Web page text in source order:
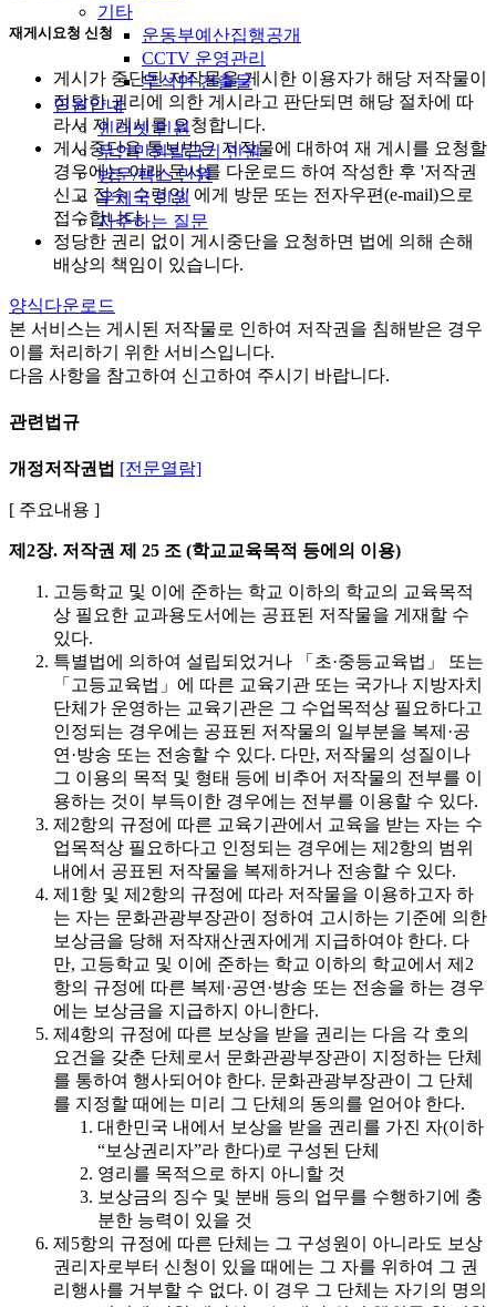
기타
운동부예산집행공개
CCTV 운영관리
무석면 건출물
민원안내
인터넷 민원
무인민원발급기 민원
방문/팩스 민원
우체국 민원
자주하는 질문
재게시요청 신청
게시가 중단된 저작물을 게시한 이용자가 해당 저작물이
정당한 권리에 의한 게시라고 판단되면 해당 절차에 따
라서 재 게시를 요청합니다.
게시중단을 통보받은 저작물에 대하여 재 게시를 요청할
경우에는 아래 문서를 다운로드 하여 작성한 후 '저작권
신고 접수 수령인' 에게 방문 또는 전자우편(e-mail)으로
접수합니다.
정당한 권리 없이 게시중단을 요청하면 법에 의해 손해
배상의 책임이 있습니다.
양식다운로드
본 서비스는 게시된 저작물로 인하여 저작권을 침해받은 경우
이를 처리하기 위한 서비스입니다.
다음 사항을 참고하여 신고하여 주시기 바랍니다.
관련법규
개정저작권법 [전문열람]
[ 주요내용 ]
제2장. 저작권 제 25 조 (학교교육목적 등에의 이용)
고등학교 및 이에 준하는 학교 이하의 학교의 교육목적
상 필요한 교과용도서에는 공표된 저작물을 게재할 수
있다.
특별법에 의하여 설립되었거나 「초·중등교육법」 또는
「고등교육법」에 따른 교육기관 또는 국가나 지방자치
단체가 운영하는 교육기관은 그 수업목적상 필요하다고
인정되는 경우에는 공표된 저작물의 일부분을 복제·공
연·방송 또는 전송할 수 있다. 다만, 저작물의 성질이나
그 이용의 목적 및 형태 등에 비추어 저작물의 전부를 이
용하는 것이 부득이한 경우에는 전부를 이용할 수 있다.
제2항의 규정에 따른 교육기관에서 교육을 받는 자는 수
업목적상 필요하다고 인정되는 경우에는 제2항의 범위
내에서 공표된 저작물을 복제하거나 전송할 수 있다.
제1항 및 제2항의 규정에 따라 저작물을 이용하고자 하
는 자는 문화관광부장관이 정하여 고시하는 기준에 의한
보상금을 당해 저작재산권자에게 지급하여야 한다. 다
만, 고등학교 및 이에 준하는 학교 이하의 학교에서 제2
항의 규정에 따른 복제·공연·방송 또는 전송을 하는 경우
에는 보상금을 지급하지 아니한다.
제4항의 규정에 따른 보상을 받을 권리는 다음 각 호의
요건을 갖춘 단체로서 문화관광부장관이 지정하는 단체
를 통하여 행사되어야 한다. 문화관광부장관이 그 단체
를 지정할 때에는 미리 그 단체의 동의를 얻어야 한다.
대한민국 내에서 보상을 받을 권리를 가진 자(이하
“보상권리자”라 한다)로 구성된 단체
영리를 목적으로 하지 아니할 것
보상금의 징수 및 분배 등의 업무를 수행하기에 충
분한 능력이 있을 것
제5항의 규정에 따른 단체는 그 구성원이 아니라도 보상
권리자로부터 신청이 있을 때에는 그 자를 위하여 그 권
리행사를 거부할 수 없다. 이 경우 그 단체는 자기의 명의